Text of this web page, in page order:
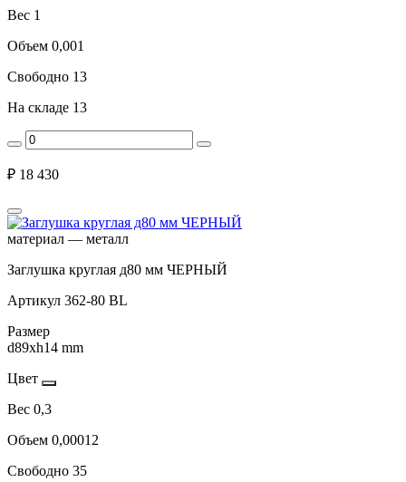
Вес 1
Объем 0,001
Свободно 13
На складе 13
₽ 18 430
материал — металл
Заглушка круглая д80 мм ЧЕРНЫЙ
Артикул 362-80 BL
Размер
d89xh14 mm
Цвет
Вес 0,3
Объем 0,00012
Свободно 35